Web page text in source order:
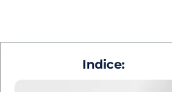
Indice: